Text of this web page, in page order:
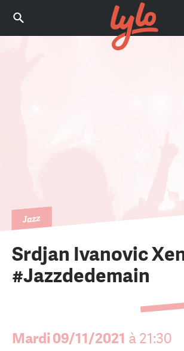
Jazz
Srdjan Ivanovic
#Jazzdedemain
Mardi 09/11/2021 à 21:30